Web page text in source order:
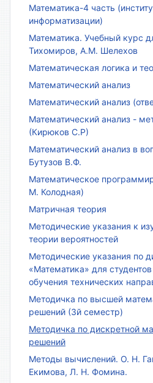
Математика-4 часть
информатизации)
Математика. Учебный курс
Тихомиров, А.М. Шелехов
Математическая логика и
Математический анализ
Математический анализ
Математический анализ -
(Кирюков С.Р)
Математический анализ в
Бутузов В.Ф.
Математическое
М. Колодная)
Матричная теория
Методические указания к
теории вероятностей
Методические указания по
«Математика» для
обучения технических
Методичка по высшей
решений (3й семестр)
Методичка по дискретной
решений
Методы вычислений. О. Н.
Екимова, Л. Н. Фомина.